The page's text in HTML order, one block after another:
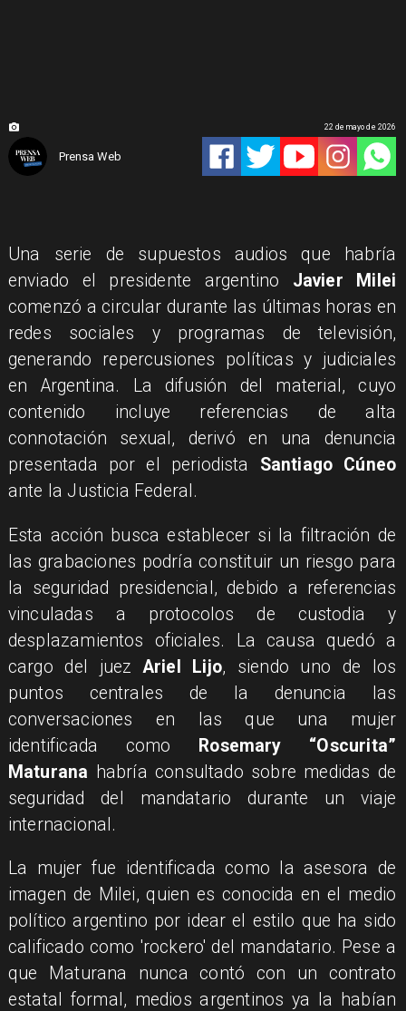
Prensa Web
22 de mayo de 2026
Una serie de supuestos audios que habría
enviado el presidente argentino Javier Milei
comenzó a circular durante las últimas horas en
redes sociales y programas de televisión,
generando repercusiones políticas y judiciales
en Argentina. La difusión del material, cuyo
contenido incluye referencias de alta
connotación sexual, derivó en una denuncia
presentada por el periodista Santiago Cúneo
ante la Justicia Federal.
Esta acción busca establecer si la filtración de
las grabaciones podría constituir un riesgo para
la seguridad presidencial, debido a referencias
vinculadas a protocolos de custodia y
desplazamientos oficiales. La causa quedó a
cargo del juez Ariel Lijo, siendo uno de los
puntos centrales de la denuncia las
conversaciones en las que una mujer
identificada como
Rosemary “Oscurita”
Maturana habría consultado sobre medidas de
seguridad del mandatario durante un viaje
internacional.
La mujer fue identificada como la asesora de
imagen de Milei, quien es conocida en el medio
político argentino por idear el estilo que ha sido
calificado como 'rockero' del mandatario. Pese a
que Maturana nunca contó con un contrato
estatal formal, medios argentinos ya la habían